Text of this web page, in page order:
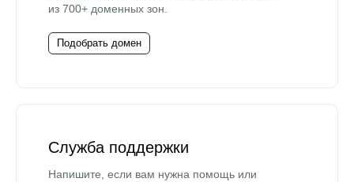
из 700+ доменных зон.
Подобрать домен
Служба поддержки
Напишите, если вам нужна помощь или